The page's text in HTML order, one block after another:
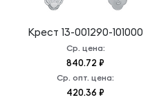
Крест 13-001290-101000
Ср. цена:
840.72 ₽
Ср. опт. цена:
420.36 ₽